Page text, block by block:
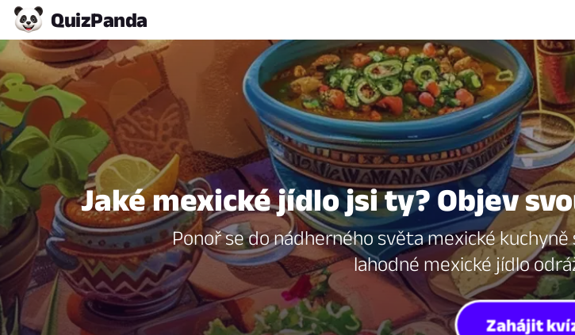
QuizPanda
Jaké mexické jídlo jsi ty? Objev
Ponoř se do nádherného světa mexické
lahodné mexické jídlo
Zahájit